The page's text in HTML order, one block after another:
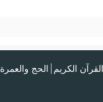
القرآن الكريم الحج والعمرة